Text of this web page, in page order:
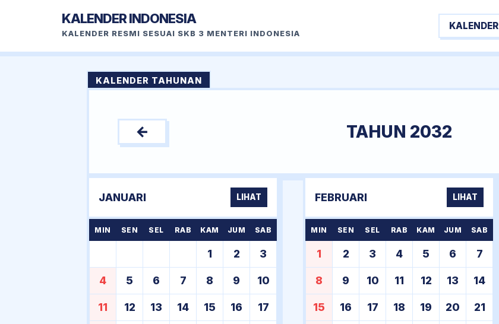
KALENDER INDONESIA
KALENDER RESMI SESUAI SKB 3 MENTERI INDONESIA
KALENDER
KALENDER TAHUNAN
← TAHUN 2032
JANUARI LIHAT
MIN SEN SEL RAB KAM JUM SAB
1 2 3
4 5 6 7 8 9 10
11 12 13 14 15 16 17
FEBRUARI LIHAT
MIN SEN SEL RAB KAM JUM SAB
1 2 3 4 5 6 7
8 9 10 11 12 13 14
15 16 17 18 19 20 21